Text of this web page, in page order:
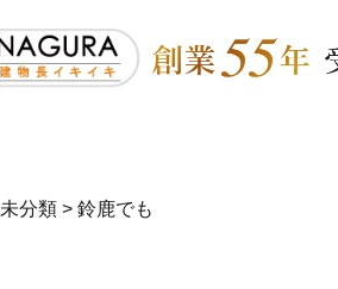
未分類> 鈴鹿でも